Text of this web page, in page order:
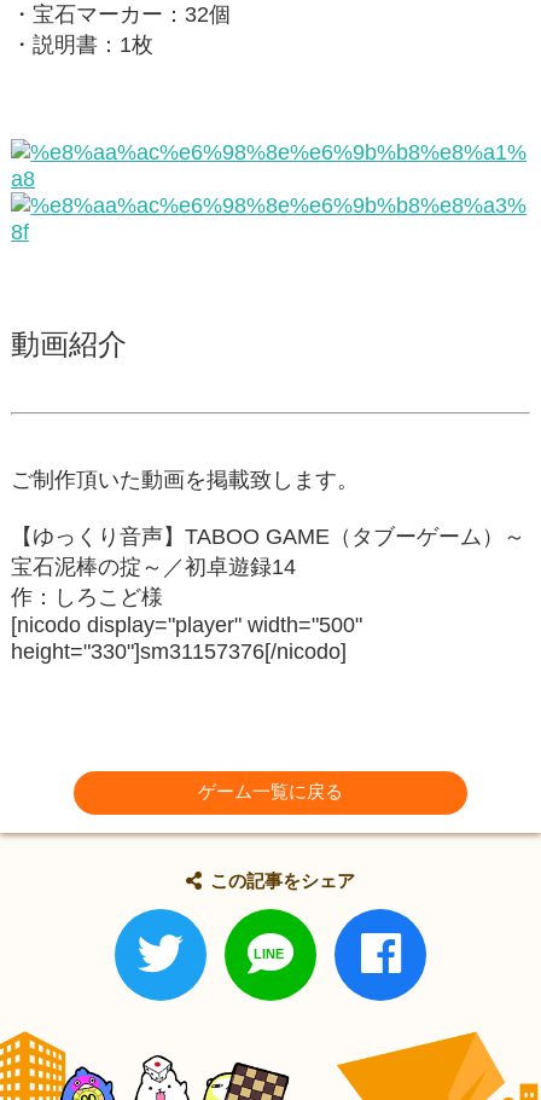
・宝石マーカー：32個
・説明書：1枚
動画紹介
ご制作頂いた動画を掲載致します。
【ゆっくり音声】TABOO GAME（タブーゲーム）～
宝石泥棒の掟～／初卓遊録14
作：しろこど様
[nicodo display="player" width="500"
height="330"]sm31157376[/nicodo]
ゲーム一覧に戻る
この記事をシェア